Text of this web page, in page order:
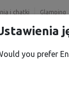
i chatki Glamping
you prefer